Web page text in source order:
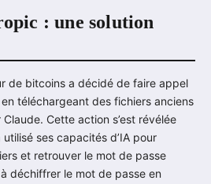
: une solution
de bitcoins a décidé de faire appel
téléchargeant des fichiers anciens
Cette action s’est révélée
ses capacités d’IA pour
et retrouver le mot de passe
à déchiffrer le mot de passe en